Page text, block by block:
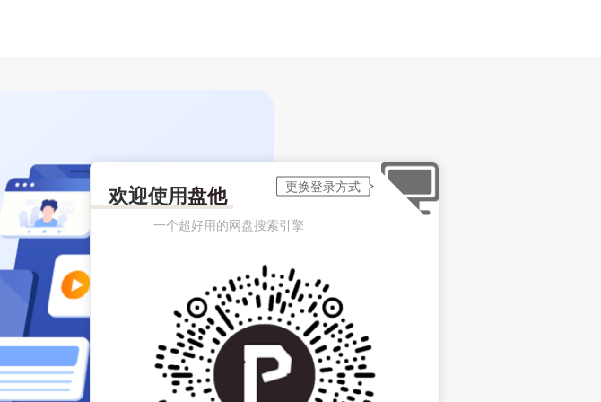
欢迎使用盘他
一个超好用的网盘搜索引擎